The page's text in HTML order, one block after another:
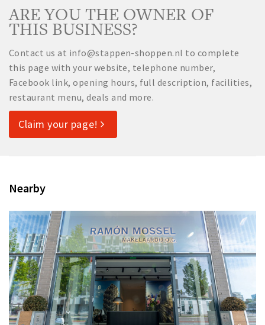
ARE YOU THE OWNER OF
THIS BUSINESS?
Contact us at info@stappen-shoppen.nl to complete
this page with your website, telephone number,
Facebook link, opening hours, full description, facilities,
restaurant menu, deals and more.
Claim your page!
Nearby